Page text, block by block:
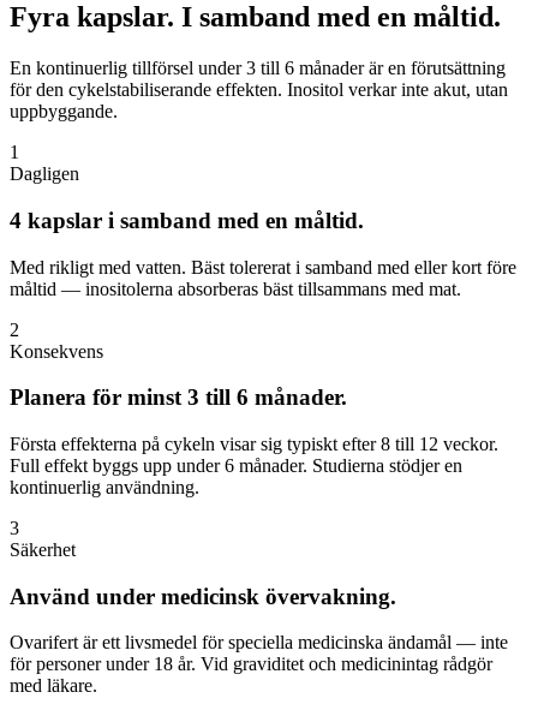
Fyra kapslar. I samband med en måltid.
En kontinuerlig tillförsel under 3 till 6 månader är en förutsättning
för den cykelstabiliserande effekten. Inositol verkar inte akut, utan
uppbyggande.
1
Dagligen
4 kapslar i samband med en måltid.
Med rikligt med vatten. Bäst tolererat i samband med eller kort före
måltid — inositolerna absorberas bäst tillsammans med mat.
2
Konsekvens
Planera för minst 3 till 6 månader.
Första effekterna på cykeln visar sig typiskt efter 8 till 12 veckor.
Full effekt byggs upp under 6 månader. Studierna stödjer en
kontinuerlig användning.
3
Säkerhet
Använd under medicinsk övervakning.
Ovarifert är ett livsmedel för speciella medicinska ändamål — inte
för personer under 18 år. Vid graviditet och medicinintag rådgör
med läkare.